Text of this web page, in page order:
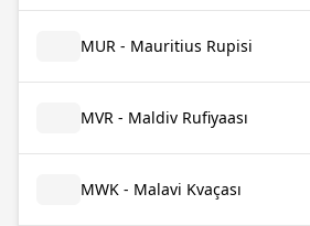
MUR - Mauritius Rupisi
MVR - Maldiv Rufiyaası
MWK - Malavi Kvaçası